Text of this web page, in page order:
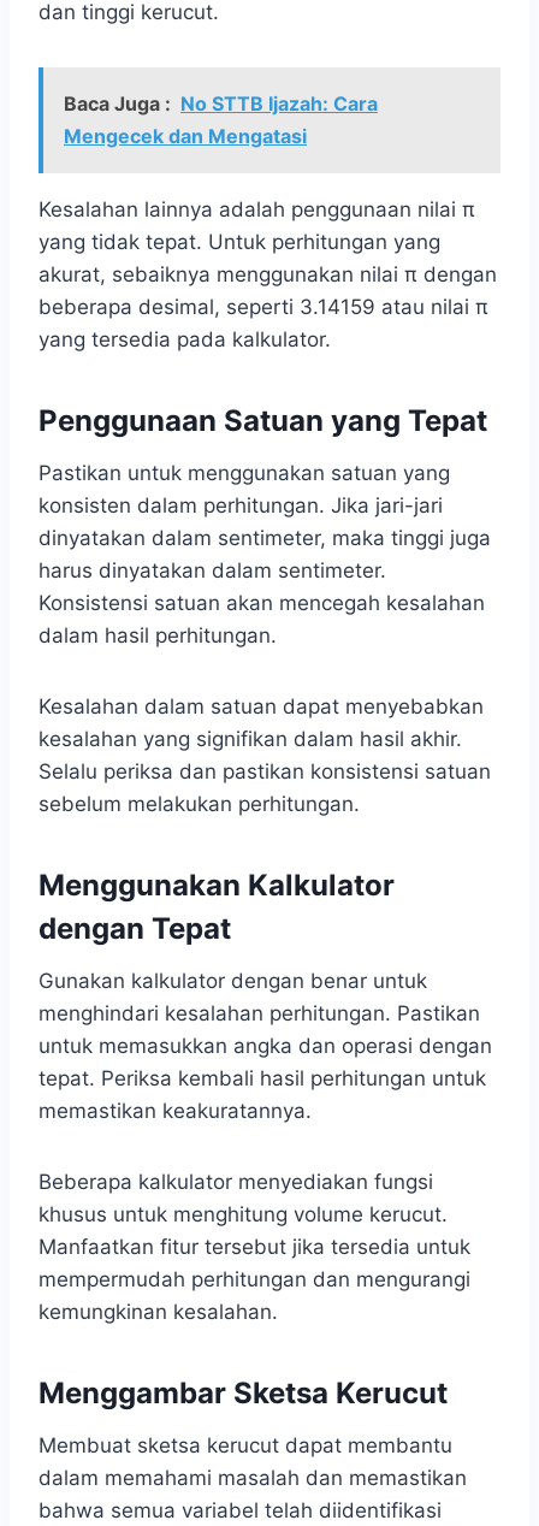
dan tinggi kerucut.
Baca Juga : No STTB Ijazah: Cara
Mengecek dan Mengatasi
Kesalahan lainnya adalah penggunaan nilai π
yang tidak tepat. Untuk perhitungan yang
akurat, sebaiknya menggunakan nilai π dengan
beberapa desimal, seperti 3.14159 atau nilai π
yang tersedia pada kalkulator.
Penggunaan Satuan yang Tepat
Pastikan untuk menggunakan satuan yang
konsisten dalam perhitungan. Jika jari-jari
dinyatakan dalam sentimeter, maka tinggi juga
harus dinyatakan dalam sentimeter.
Konsistensi satuan akan mencegah kesalahan
dalam hasil perhitungan.
Kesalahan dalam satuan dapat menyebabkan
kesalahan yang signifikan dalam hasil akhir.
Selalu periksa dan pastikan konsistensi satuan
sebelum melakukan perhitungan.
Menggunakan Kalkulator
dengan Tepat
Gunakan kalkulator dengan benar untuk
menghindari kesalahan perhitungan. Pastikan
untuk memasukkan angka dan operasi dengan
tepat. Periksa kembali hasil perhitungan untuk
memastikan keakuratannya.
Beberapa kalkulator menyediakan fungsi
khusus untuk menghitung volume kerucut.
Manfaatkan fitur tersebut jika tersedia untuk
mempermudah perhitungan dan mengurangi
kemungkinan kesalahan.
Menggambar Sketsa Kerucut
Membuat sketsa kerucut dapat membantu
dalam memahami masalah dan memastikan
bahwa semua variabel telah diidentifikasi